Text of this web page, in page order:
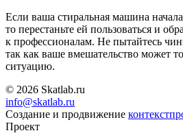
Если ваша стиральная машина
то перестаньте ей пользоваться и
к профессионалам. Не пытайтесь
так как ваше вмешательство может
ситуацию.
© 2026 Skatlab.ru
info@skatlab.ru
Создание и продвижение контекст
Проект